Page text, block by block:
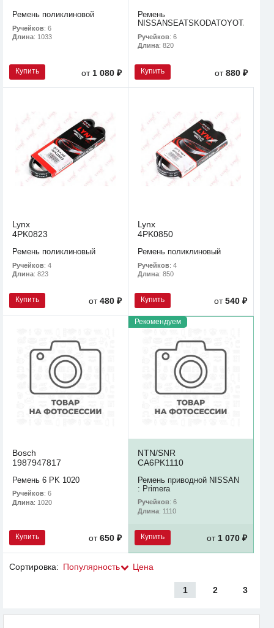
Ремень поликлиновой
Ручейков: 6
Длина: 1033
Купить от 1 080 ₽
Ремень
Ручейков: 6
Длина: 820
Купить от880 ₽
Lynx
4PK0823
Ремень поликлиновый
Ручейков: 4
Длина: 823
Купить от480 ₽
Lynx
4PK0850
Ремень поликлиновый
Ручейков: 4
Длина: 850
Купить от540 ₽
Bosch
1987947817
Ремень 6 PK 1020
Ручейков: 6
Длина: 1020
Купить от650 ₽
Рекомендуем
NTN/SNR
CA6PK1110
Ремень приводной NISSAN
: Primera
Ручейков: 6
Длина: 1110
Купить от1 070 ₽
Сортировка: Популярность Цена
1 2 3